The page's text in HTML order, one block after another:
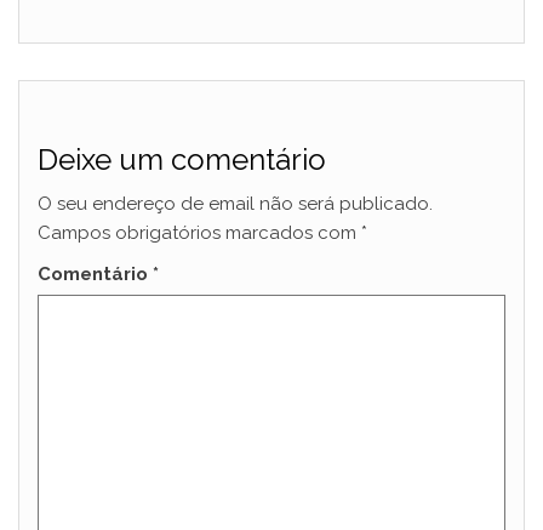
Deixe um comentário
O seu endereço de email não será publicado.
Campos obrigatórios marcados com *
Comentário *